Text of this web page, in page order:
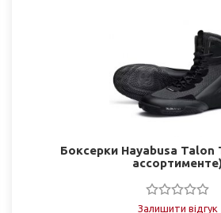
Боксерки Hayabusa Talon
Залишити відгук